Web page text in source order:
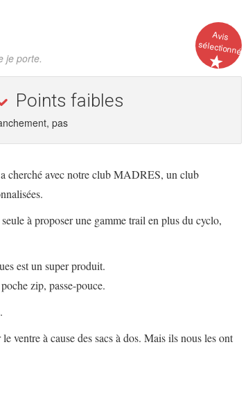
Avis
sélectionné
je porte.
Points faibles
pas
cherché avec notre club MADRES, un club
à proposer une gamme trail en plus du cyclo,
est un super produit.
zip, passe-pouce.
ventre à cause des sacs à dos. Mais ils nous les ont